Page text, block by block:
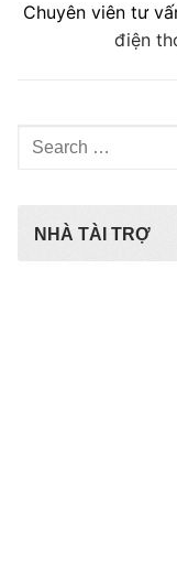
Chuyên viên tư
điện
Tìm
kiếm
NHÀ TÀI TRỢ